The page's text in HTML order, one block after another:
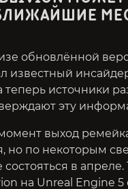
обновлённой
известный
теперь источники
эту
выход
но по некоторым
в апреле.
на Unreal Engine 5